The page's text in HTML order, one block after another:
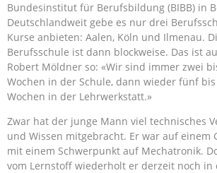
Bundesinstitut für Berufsbildung (BIBB) in
Deutschlandweit gebe es nur drei
Kurse anbieten: Aalen, Köln und Ilmenau.
Berufsschule ist dann blockweise. Das ist
Robert Möldner so: «Wir sind immer zwei
Wochen in der Schule, dann wieder fünf bis
Wochen in der Lehrwerkstatt.»
Zwar hat der junge Mann viel technisches
und Wissen mitgebracht. Er war auf einem
mit einem Schwerpunkt auf Mechatronik.
vom Lernstoff wiederholt er derzeit noch in